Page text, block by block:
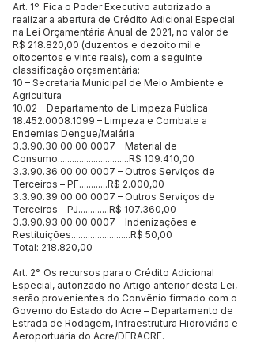
Art. 1º. Fica o Poder Executivo autorizado a
realizar a abertura de Crédito Adicional Especial
na Lei Orçamentária Anual de 2021, no valor de
R$ 218.820,00 (duzentos e dezoito mil e
oitocentos e vinte reais), com a seguinte
classificação orçamentária:
10 – Secretaria Municipal de Meio Ambiente e
Agricultura
10.02 – Departamento de Limpeza Pública
18.452.0008.1099 – Limpeza e Combate a
Endemias Dengue/Malária
3.3.90.30.00.00.0007 – Material de
Consumo..............................R$ 109.410,00
3.3.90.36.00.00.0007 – Outros Serviços de
Terceiros – PF............R$ 2.000,00
3.3.90.39.00.00.0007 – Outros Serviços de
Terceiros – PJ.............R$ 107.360,00
3.3.90.93.00.00.0007 – Indenizações e
Restituições.........................R$ 50,00
Total: 218.820,00
Art. 2°. Os recursos para o Crédito Adicional
Especial, autorizado no Artigo anterior desta Lei,
serão provenientes do Convênio firmado com o
Governo do Estado do Acre – Departamento de
Estrada de Rodagem, Infraestrutura Hidroviária e
Aeroportuária do Acre/DERACRE.